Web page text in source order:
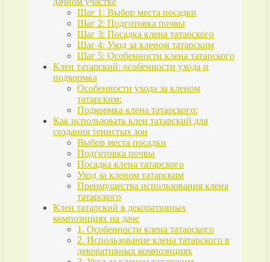
Шаг 1: Выбор места посадки
Шаг 2: Подготовка почвы
Шаг 3: Посадка клена татарского
Шаг 4: Уход за кленом татарским
Шаг 5: Особенности клена татарского
Клен татарский: особенности ухода и
подкормка
Особенности ухода за кленом
татарским:
Подкормка клена татарского:
Как использовать клен татарский для
создания тенистых зон
Выбор места посадки
Подготовка почвы
Посадка клена татарского
Уход за кленом татарским
Преимущества использования клена
татарского
Клен татарский в декоративных
композициях на даче
1. Особенности клена татарского
2. Использование клена татарского в
декоративных композициях